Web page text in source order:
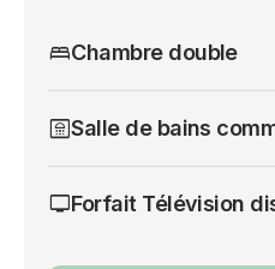
bedChambre double
bathroomSalle de bains
tvForfait Télévision